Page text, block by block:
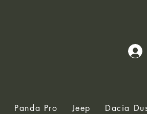
Panda Pro Jeep Dacia